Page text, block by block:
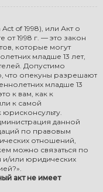
of 1998), или Акт о
от 1998 г. — это закон
которые могут
младше 13 лет,
Допустимо
что опекуны разрешают
младше 13
к вам, как к
к самой
данной
по правовым
отношений,
можно связаться по
и/или юридических
акт не имеет